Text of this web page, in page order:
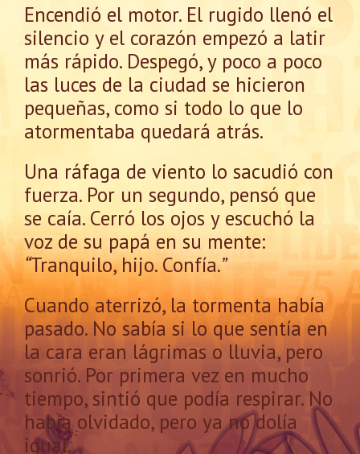
Encendió el motor. El rugido llenó el
silencio y el corazón empezó a latir
más rápido. Despegó, y poco a poco
las luces de la ciudad se hicieron
pequeñas, como si todo lo que lo
atormentaba quedará atrás.
Una ráfaga de viento lo sacudió con
fuerza. Por un segundo, pensó que
se caía. Cerró los ojos y escuchó la
voz de su papá en su mente:
“Tranquilo, hijo. Confía.”
Cuando aterrizó, la tormenta había
pasado. No sabía si lo que sentía en
la cara eran lágrimas o lluvia, pero
sonrió. Por primera vez en mucho
tiempo, sintió que podía respirar. No
había olvidado, pero ya no dolía
igual.